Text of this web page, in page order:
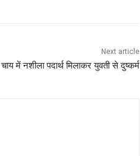
Next article
चाय में नशीला पदार्थ मिलाकर युवती से दुष्कर्म